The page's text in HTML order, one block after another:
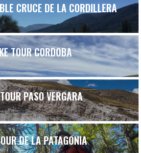
CRUCE DE LA CORDILLERA
TOUR CORDOBA
PASO VERGARA
DE LA PATAGONIA